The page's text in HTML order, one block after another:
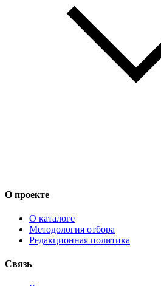
О проекте
О каталоге
Методология отбора
Редакционная политика
Связь